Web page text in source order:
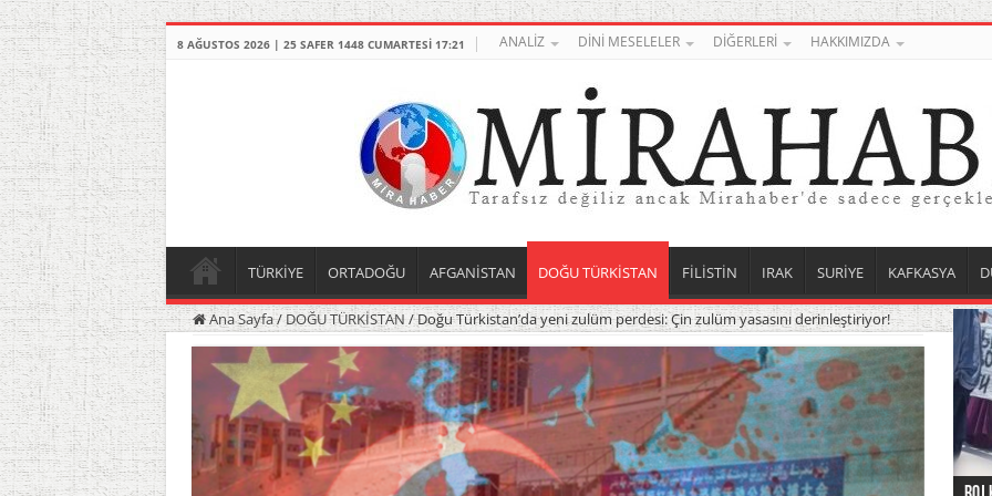
8 AĞUSTOS 2026 | 25 SAFER 1448 CUMARTESI 17:21 ANALİZ DİNİ MESELELER DİĞERLERİ HAKKIMIZDA
TÜRKİYE ORTADOĞU AFGANİSTAN DOĞU TÜRKİSTAN FİLİSTİN IRAK SURİYE KAFKASYA
Ana Sayfa/DOĞU TÜRKİSTAN /Doğu Türkistan’da yeni zulüm perdesi: Çin zulüm yasasını derinleştiriyor!